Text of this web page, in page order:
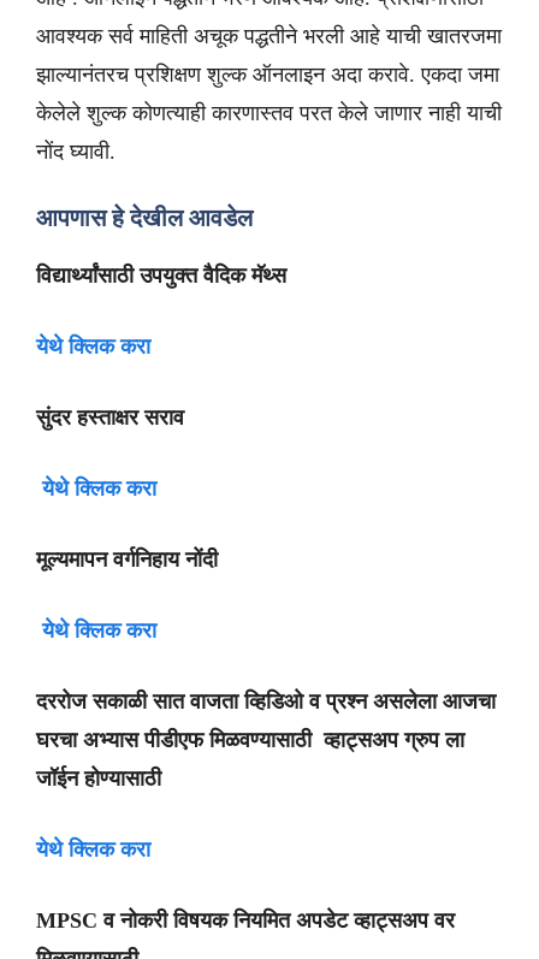
आवश्यक सर्व माहिती अचूक पद्धतीने भरली आहे याची खातरजमा
झाल्यानंतरच प्रशिक्षण शुल्क ऑनलाइन अदा करावे. एकदा जमा
केलेले शुल्क कोणत्याही कारणास्तव परत केले जाणार नाही याची
नोंद घ्यावी.
आपणास हे देखील आवडेल
विद्यार्थ्यांसाठी उपयुक्त वैदिक मॅथ्स
येथे क्लिक करा
सुंदर हस्ताक्षर सराव
येथे क्लिक करा
मूल्यमापन वर्गनिहाय नोंदी
येथे क्लिक करा
दररोज सकाळी सात वाजता व्हिडिओ व प्रश्न असलेला आजचा
घरचा अभ्यास पीडीएफ मिळवण्यासाठी व्हाट्सअप ग्रुप ला
जॉईन होण्यासाठी
येथे क्लिक करा
MPSC व नोकरी विषयक नियमित अपडेट व्हाट्सअप वर